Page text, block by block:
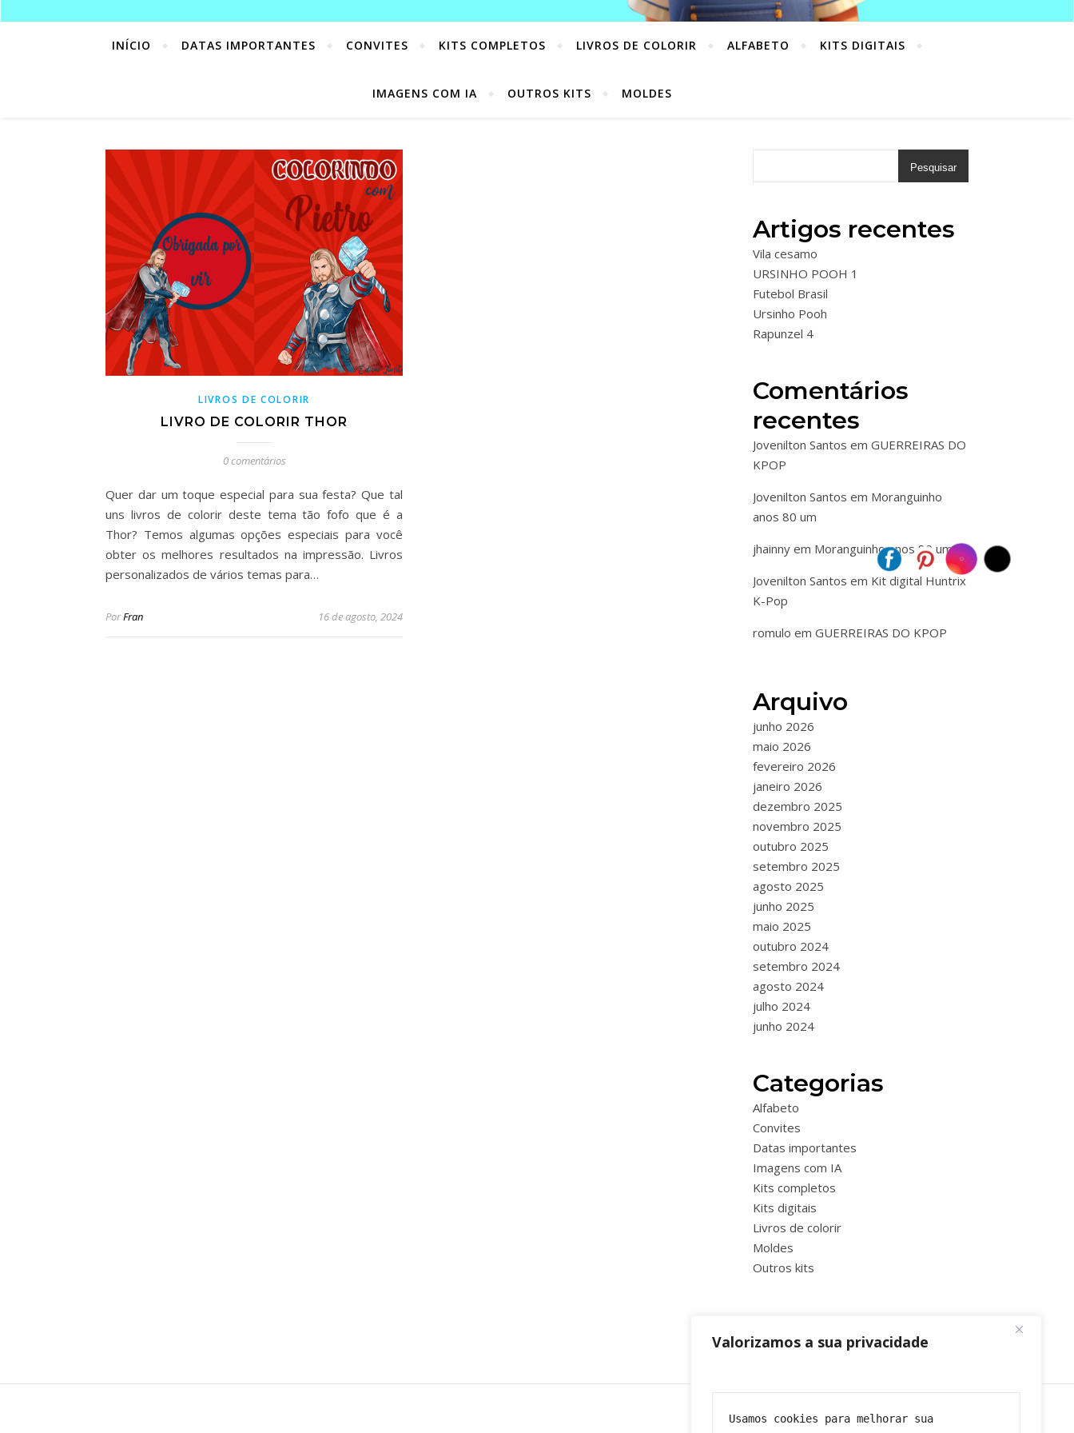
Valorizamos a sua privacidade
Usamos cookies para melhorar sua
INÍCIO DATAS IMPORTANTES CONVITES KITS COMPLETOS LIVROS DE COLORIR ALFABETO KITS DIGITAIS
IMAGENS COM IA OUTROS KITS MOLDES
LIVROS DE COLORIR
LIVRO DE COLORIR THOR
0 comentários
Quer dar um toque especial para sua festa? Que tal
uns livros de colorir deste tema tão fofo que é a
Thor? Temos algumas opções especiais para você
obter os melhores resultados na impressão. Livros
personalizados de vários temas para…
PorFran 16 de agosto, 2024
Pesquisar
Artigos recentes
Vila cesamo
URSINHO POOH 1
Futebol Brasil
Ursinho Pooh
Rapunzel 4
Comentários
recentes
Jovenilton Santos em GUERREIRAS DO
KPOP
Jovenilton Santos em Moranguinho
anos 80 um
jhainny em Moranguinho anos 80 um
Jovenilton Santos em Kit digital Huntrix
K-Pop
romulo em GUERREIRAS DO KPOP
Arquivo
junho 2026
maio 2026
fevereiro 2026
janeiro 2026
dezembro 2025
novembro 2025
outubro 2025
setembro 2025
agosto 2025
junho 2025
maio 2025
outubro 2024
setembro 2024
agosto 2024
julho 2024
junho 2024
Categorias
Alfabeto
Convites
Datas importantes
Imagens com IA
Kits completos
Kits digitais
Livros de colorir
Moldes
Outros kits